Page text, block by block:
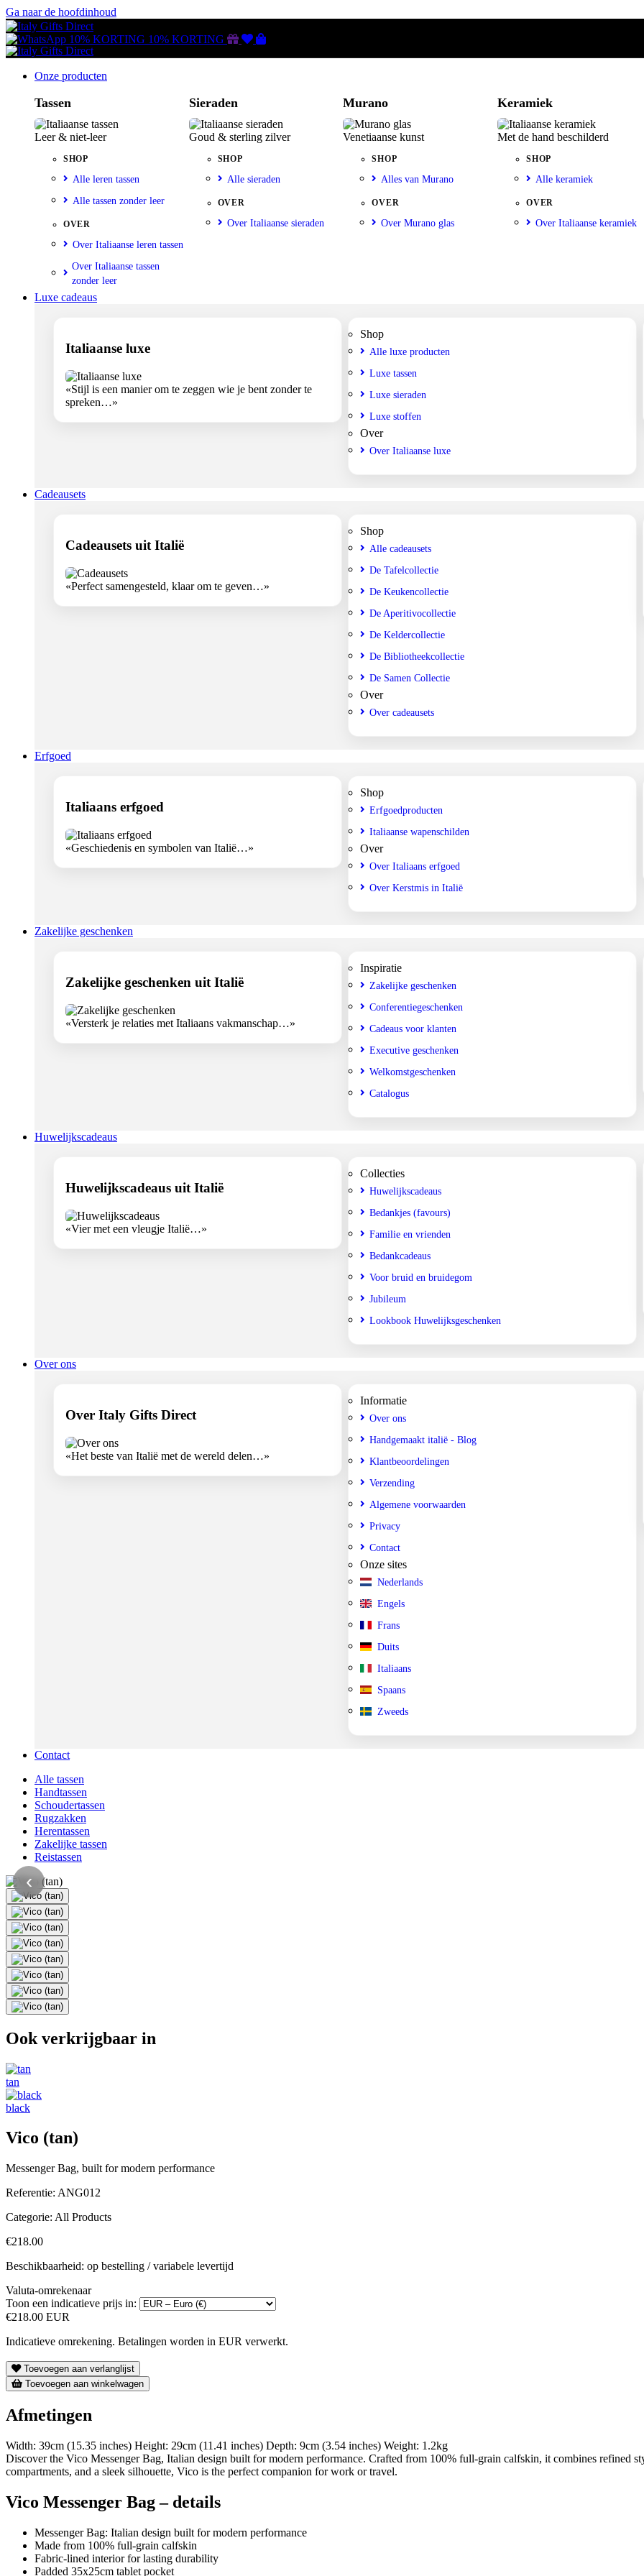
Ga naar de hoofdinhoud
10% KORTING 10% KORTING Gutscheine
Wunschliste
Warenkorb
Onze producten
Tassen
Leer & niet-leer
SHOP
Alle leren tassen
Alle tassen zonder leer
OVER
Over Italiaanse leren tassen
Over Italiaanse tassen
zonder leer
Sieraden
Goud & sterling zilver
SHOP
Alle sieraden
OVER
Over Italiaanse sieraden
Murano
Venetiaanse kunst
SHOP
Alles van Murano
OVER
Over Murano glas
Keramiek
Met de hand beschilderd
SHOP
Alle keramiek
OVER
Over Italiaanse keramiek
Luxe cadeaus
Italiaanse luxe
«Stijl is een manier om te zeggen wie je bent zonder te
spreken…»
Shop
Alle luxe producten
Luxe tassen
Luxe sieraden
Luxe stoffen
Over
Over Italiaanse luxe
Cadeausets
Cadeausets uit Italië
«Perfect samengesteld, klaar om te geven…»
Shop
Alle cadeausets
De Tafelcollectie
De Keukencollectie
De Aperitivocollectie
De Keldercollectie
De Bibliotheekcollectie
De Samen Collectie
Over
Over cadeausets
Erfgoed
Italiaans erfgoed
«Geschiedenis en symbolen van Italië…»
Shop
Erfgoedproducten
Italiaanse wapenschilden
Over
Over Italiaans erfgoed
Over Kerstmis in Italië
Zakelijke geschenken
Zakelijke geschenken uit Italië
«Versterk je relaties met Italiaans vakmanschap…»
Inspiratie
Zakelijke geschenken
Conferentiegeschenken
Cadeaus voor klanten
Executive geschenken
Welkomstgeschenken
Catalogus
Huwelijkscadeaus
Huwelijkscadeaus uit Italië
«Vier met een vleugje Italië…»
Collecties
Huwelijkscadeaus
Bedankjes (favours)
Familie en vrienden
Bedankcadeaus
Voor bruid en bruidegom
Jubileum
Lookbook Huwelijksgeschenken
Over ons
Over Italy Gifts Direct
«Het beste van Italië met de wereld delen…»
Informatie
Over ons
Handgemaakt italië - Blog
Klantbeoordelingen
Verzending
Algemene voorwaarden
Privacy
Contact
Onze sites
Nederlands
Engels
Frans
Duits
Italiaans
Spaans
Zweeds
Contact
Alle tassen
Handtassen
Schoudertassen
Rugzakken
Herentassen
Zakelijke tassen
Reistassen
‹
Ook verkrijgbaar in
tan
black
Vico (tan)
Messenger Bag, built for modern performance
Referentie: ANG012
Categorie: All Products
€218.00
Beschikbaarheid: op bestelling / variabele levertijd
Valuta-omrekenaar
Toon een indicatieve prijs in:
€218.00 EUR
Indicatieve omrekening. Betalingen worden in EUR verwerkt.
Toevoegen aan verlanglijst
Toevoegen aan winkelwagen
Afmetingen
Width: 39cm (15.35 inches) Height: 29cm (11.41 inches) Depth: 9cm (3.54 inches) Weight: 1.2kg
Discover the Vico Messenger Bag, Italian design built for modern performance. Crafted from 100% full-grain calfskin, it combines refined
compartments, and a sleek silhouette, Vico is the perfect companion for work or travel.
Vico Messenger Bag – details
Messenger Bag: Italian design built for modern performance
Made from 100% full-grain calfskin
Fabric-lined interior for lasting durability
Padded 35x25cm tablet pocket